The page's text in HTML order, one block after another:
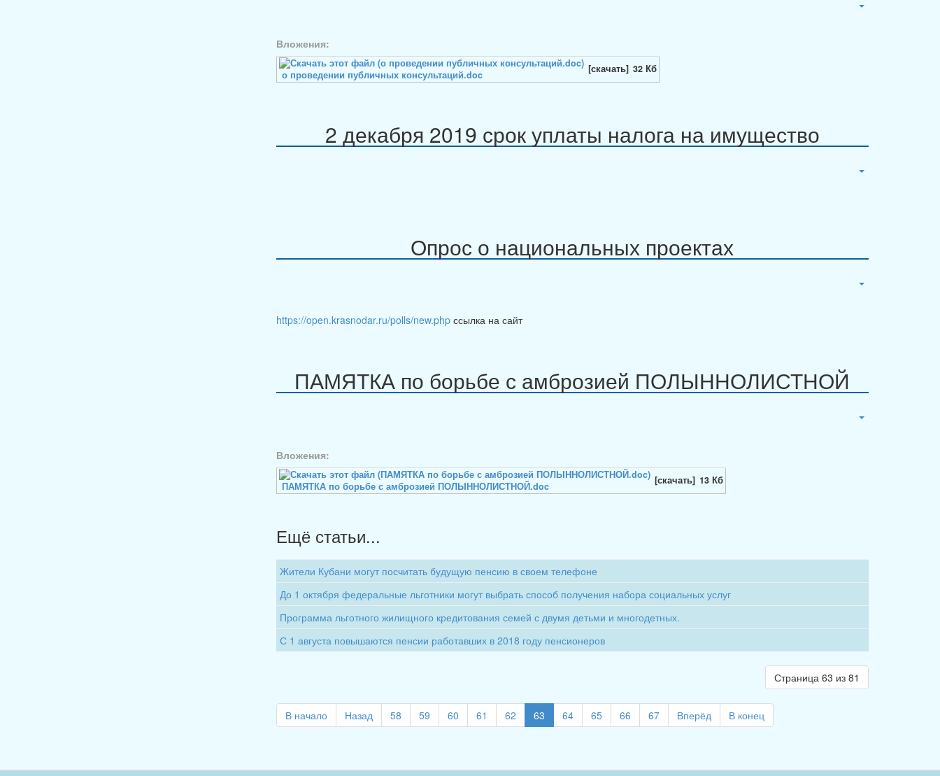
Вложения:
о проведении публичных консультаций.doc [скачать] 32 Кб
2 декабря 2019 срок уплаты налога на имущество
Опрос о национальных проектах
https://open.krasnodar.ru/polls/new.phpссылка на сайт
ПАМЯТКА по борьбе с амброзией ПОЛЫННОЛИСТНОЙ
Вложения:
ПАМЯТКА по борьбе с амброзией ПОЛЫННОЛИСТНОЙ.doc [скачать] 13 Кб
Ещё статьи...
Жители Кубани могут посчитать будущую пенсию в своем телефоне
До 1 октября федеральные льготники могут выбрать способ получения набора социальных услуг
Программа льготного жилищного кредитования семей с двумя детьми и многодетных.
С 1 августа повышаются пенсии работавших в 2018 году пенсионеров
Страница 63 из 81
В начало Назад 58 59 60 61 62 63 64 65 66 67 Вперёд В конец